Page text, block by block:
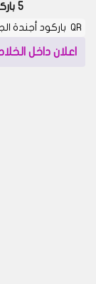
5 باركود جلسات جنح الهرم الجزئية
QR باركود أجندة الجلسات محكمة جنح الهرم الجزئية 5 با…
اعلان داخل